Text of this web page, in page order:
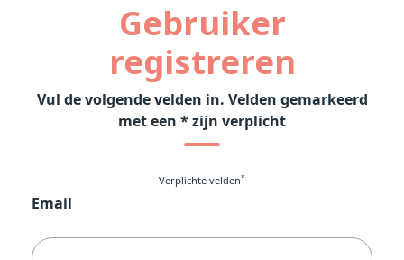
Gebruiker
registreren
Vul de volgende velden in. Velden gemarkeerd
met een * zijn verplicht
Verplichte velden*
Email